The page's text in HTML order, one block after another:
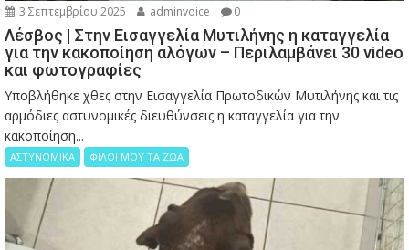
3 Σεπτεμβρίου 2025 adminvoice 0
Λέσβος | Στην Εισαγγελία Μυτιλήνης η καταγγελία
για την κακοποίηση αλόγων – Περιλαμβάνει 30 video
και φωτογραφίες
Υποβλήθηκε χθες στην Εισαγγελία Πρωτοδικών Μυτιλήνης και τις
αρμόδιες αστυνομικές διευθύνσεις η καταγγελία για την
κακοποίηση...
ΑΣΤΥΝΟΜΙΚΑ ΦΙΛΟΙ ΜΟΥ ΤΑ ΖΩΑ